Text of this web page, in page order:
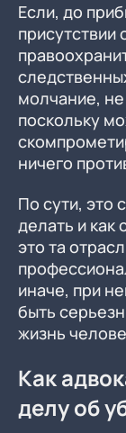
Если, до
присутствии
молчание,
поскольку
ничего
По сути, это
делать и как
это та
иначе, при
быть
жизнь
Как
делу об